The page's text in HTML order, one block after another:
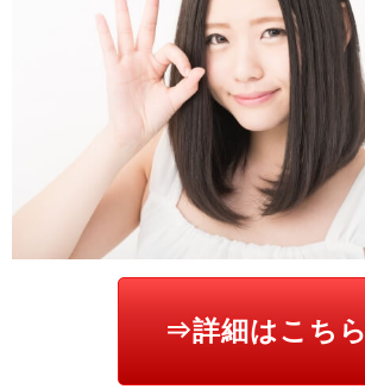
⇒詳細はこちら